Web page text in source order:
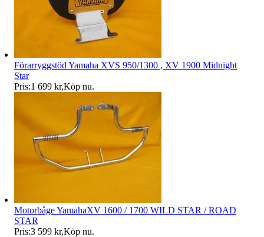
Förarryggstöd Yamaha XVS 950/1300 , XV 1900 Midnight
Star
Pris:1 699 kr,Köp nu.
Motorbåge YamahaXV 1600 / 1700 WILD STAR / ROAD
STAR
Pris:3 599 kr,Köp nu.